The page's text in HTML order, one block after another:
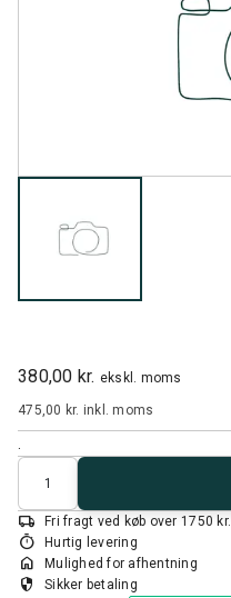
380,00 kr. ekskl. moms
475,00 kr. inkl. moms
Antal
local_shipping Fri fragt ved køb over 1750 kr.
timer Hurtig levering
home Mulighed for afhentning
security Sikker betaling